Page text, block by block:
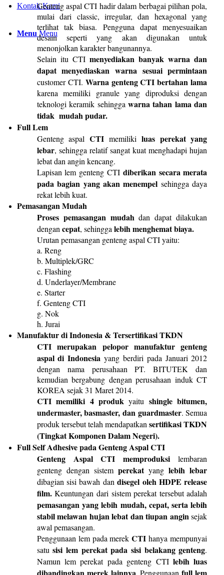
Kontak Kami
Menu Menu
Genteng aspal CTI hadir dalam berbagai pilihan pola,
mulai dari classic, irregular, dan hexagonal yang
terlihat tak biasa. Pengguna dapat menyesuaikan
desain seperti yang akan digunakan untuk
menonjolkan karakter bangunannya.
Selain itu CTI menyediakan banyak warna dan
dapat menyediaskan warna sesuai permintaan
customer CTI. Warna gentengCTIbertahan lama
karena memiliki granule yang diproduksi dengan
teknologi keramik sehingga warna tahan lamadan
tidak mudahpudar.
Full Lem
Genteng aspalCTImemiliki luas perekatyang
lebar, sehingga relatif sangat kuat menghadapi hujan
lebat dan angin kencang.
Lapisan lem genteng CTI diberikan secara merata
pada bagian yang akan menempel sehingga daya
rekat lebih kuat.
Pemasangan Mudah
Proses pemasangan mudah dan dapat dilakukan
dengan cepat, sehingga lebihmenghematbiaya.
Urutan pemasangan genteng aspal CTI yaitu:
a. Reng
b. Multiplek/GRC
c. Flashing
d. Underlayer/Membrane
e. Starter
f. Genteng CTI
g. Nok
h. Jurai
Manufaktur di Indonesia & Tersertifikasi TKDN
CTImerupakan pelopor manufaktur genteng
aspaldi Indonesiayang berdiri pada Januari 2012
dengan nama perusahaan PT. BITUTEK dan
kemudian bergabung dengan perusahaan induk CT
KOREA sejak 31 Maret 2014.
CTImemiliki 4 produk yaitu shingle bitumen,
undermaster,basmaster, dan guardmaster. Semua
produk tersebut telah mendapatkansertifikasiTKDN
(TingkatKomponenDalamNegeri).
Full Self Adhesive pada Genteng Aspal CTI
Genteng
AspalCTImemproduksi lembaran
genteng dengan sistem perekatyanglebih lebar
dibagian sisi bawah dandisegel olehHDPE release
film.Keuntungan dari sistem perekat tersebut adalah
pemasanganyanglebih mudah, cepat,serta lebih
stabilmelawan hujanlebat dantiupan anginsejak
awal pemasangan.
Penggunaan lem pada merekCTI hanya mempunyai
satusisi lem perekat pada sisi belakang genteng.
Namun lem perekat pada genteng CTI lebih luas
. Penggunaan